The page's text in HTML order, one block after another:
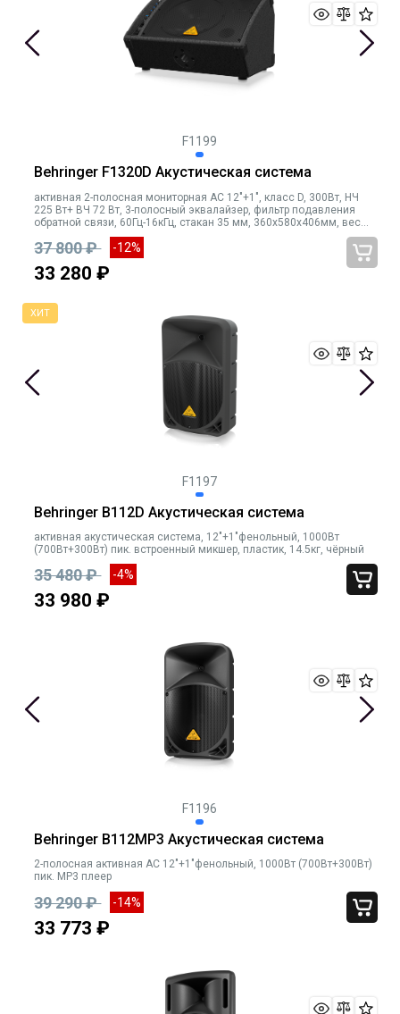
F1199
Behringer F1320D Акустическая система
активная 2-полосная мониторная АС 12"+1", класс D, 300Вт, НЧ
225 Вт+ ВЧ 72 Вт, 3-полосный эквалайзер, фильтр подавления
обратной связи, 60Гц-16кГц, стакан 35 мм, 360х580х406мм, вес
37 800 ₽ -12%
33 280 ₽
F1197
Behringer B112D Акустическая система
активная акустическая система, 12"+1"фенольный, 1000Вт
(700Вт+300Вт) пик. встроенный микшер, пластик, 14.5кг, чёрный
35 480 ₽ -4%
33 980 ₽
F1196
Behringer B112MP3 Акустическая система
2-полосная активная АС 12"+1"фенольный, 1000Вт (700Вт+300Вт)
пик. МР3 плеер
39 290 ₽ -14%
33 773 ₽